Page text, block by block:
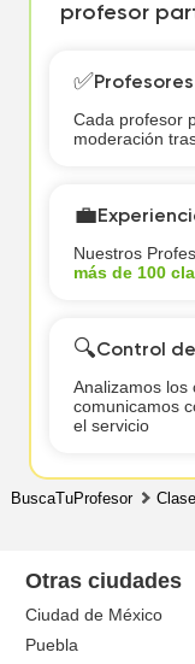
profesor
✅
Cada profesor
moderación
💼
Nuestros
más de 100
🔍Control
Analizamos los
comunicamos
el servicio
BuscaTuProfesor
Otras ciudades
Ciudad de México
Puebla